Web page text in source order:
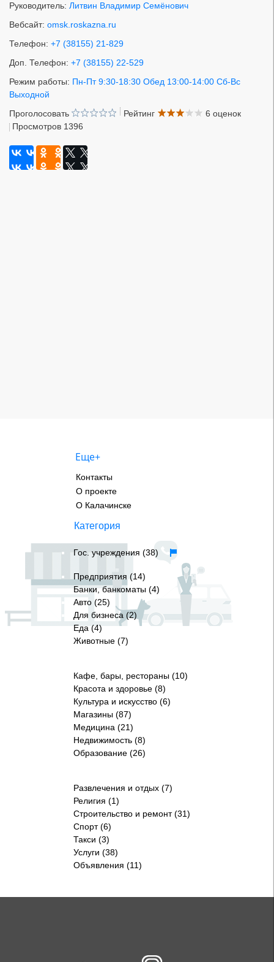
Руководитель: Литвин Владимир Семёнович
Вебсайт: omsk.roskazna.ru
Телефон: +7 (38155) 21-829
Доп. Телефон: +7 (38155) 22-529
Режим работы: Пн-Пт 9:30-18:30 Обед 13:00-14:00 Сб-Вс
Выходной
Проголосовать
Рейтинг
6 оценок
Просмотров 1396
Еще+
Контакты
О проекте
О Калачинске
Категория
Гос. учреждения (38)
Предприятия (14)
Банки, банкоматы (4)
Авто (25)
Для бизнеса (2)
Еда (4)
Животные (7)
Кафе, бары, рестораны (10)
Красота и здоровье (8)
Культура и искусство (6)
Магазины (87)
Медицина (21)
Недвижимость (8)
Образование (26)
Развлечения и отдых (7)
Религия (1)
Строительство и ремонт (31)
Спорт (6)
Такси (3)
Услуги (38)
Объявления (11)